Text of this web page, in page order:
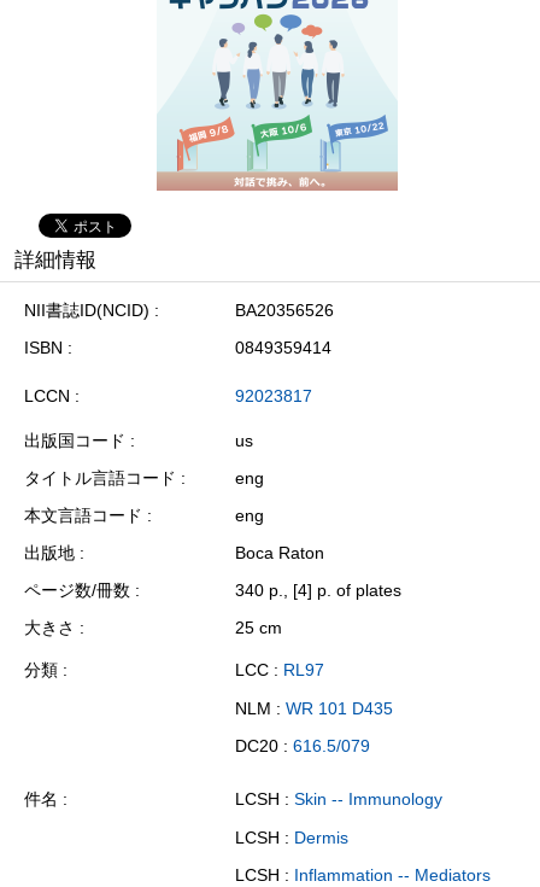
詳細情報
NII書誌ID(NCID)
BA20356526
ISBN
0849359414
LCCN 92023817
出版国コード
us
タイトル言語コード
eng
本文言語コード
eng
出版地
Boca Raton
ページ数/冊数
340 p., [4] p. of plates
大きさ
25 cm
分類 LCC : RL97
NLM : WR 101 D435
DC20 : 616.5/079
件名 LCSH : Skin -- Immunology
LCSH : Dermis
LCSH : Inflammation -- Mediators